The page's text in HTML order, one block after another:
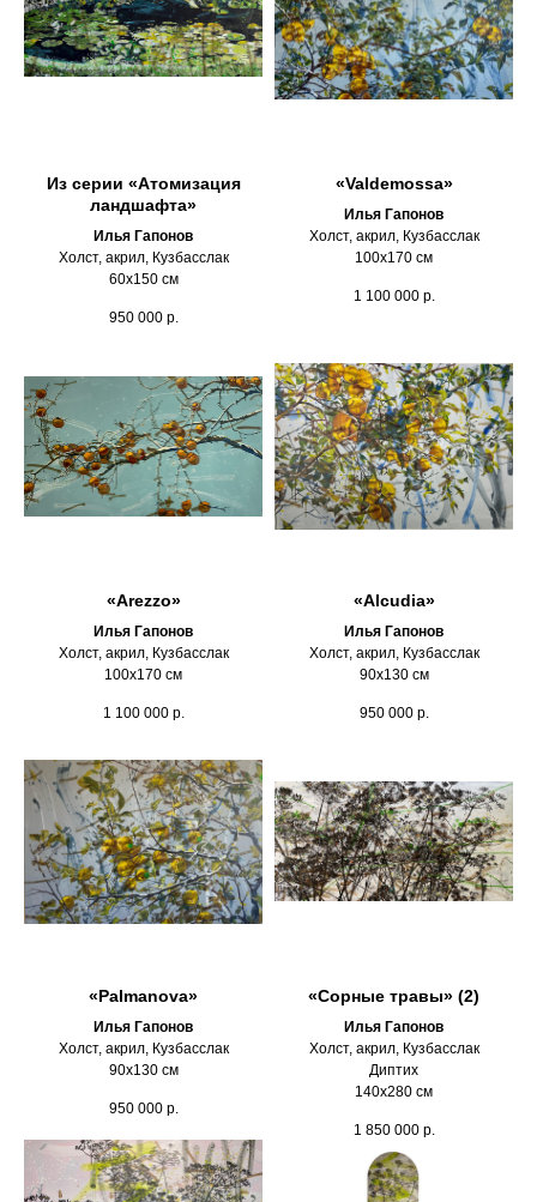
Из серии «Атомизация
ландшафта»
Илья Гапонов
Холст, акрил, Кузбасслак
60х150 см
950 000 р.
«Valdemossa»
Илья Гапонов
Холст, акрил, Кузбасслак
100х170 см
1 100 000 р.
«Arezzo»
Илья Гапонов
Холст, акрил, Кузбасслак
100х170 см
1 100 000 р.
«Alcudia»
Илья Гапонов
Холст, акрил, Кузбасслак
90х130 см
950 000 р.
«Palmanova»
Илья Гапонов
Холст, акрил, Кузбасслак
90х130 см
950 000 р.
«Сорные травы» (2)
Илья Гапонов
Холст, акрил, Кузбасслак
Диптих
140х280 см
1 850 000 р.